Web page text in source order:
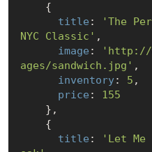
title :
'The
NYC Classic' ,
image :
'http://
ages/sandwich.jpg' ,
inventory: 5 ,
price : 155
title :
'Let